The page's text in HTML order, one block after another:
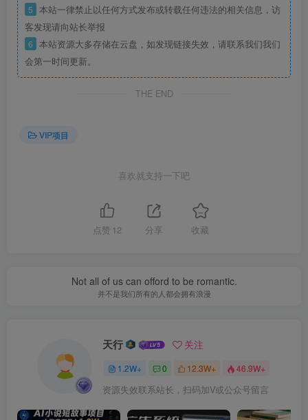
5 本站一律禁止以任何方式发布或转载任何违法的相关信息，访
客发现请向站长举报
6 本站资源大多存储在云盘，如发现链接失效，请联系我们我们
会第一时间更新。
THE END
VIP项目
喜欢就支持一下吧
点赞 12 分享 收藏
Not all of us can offord to be romantic.
并不是我们所有的人都会拥有浪漫
天行 关注
1.2W+ 0 12.3W+ 46.9W+
资源失效联系站长，扫码加V或公众号留言